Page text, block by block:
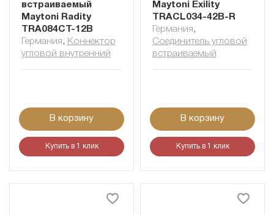
встраиваемый
Maytoni Radity
TRA084CT-12B
Германия , Коннектор
угловой внутренний
В корзину
Купить в 1 клик
Maytoni Exility
TRACL034-42B-R
Германия ,
Соединитель угловой
встраиваемый
В корзину
Купить в 1 клик